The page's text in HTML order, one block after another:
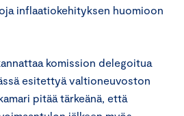
inflaatiokehityksen huomioon
komission delegoitua
esitettyä valtioneuvoston
pitää tärkeänä, että